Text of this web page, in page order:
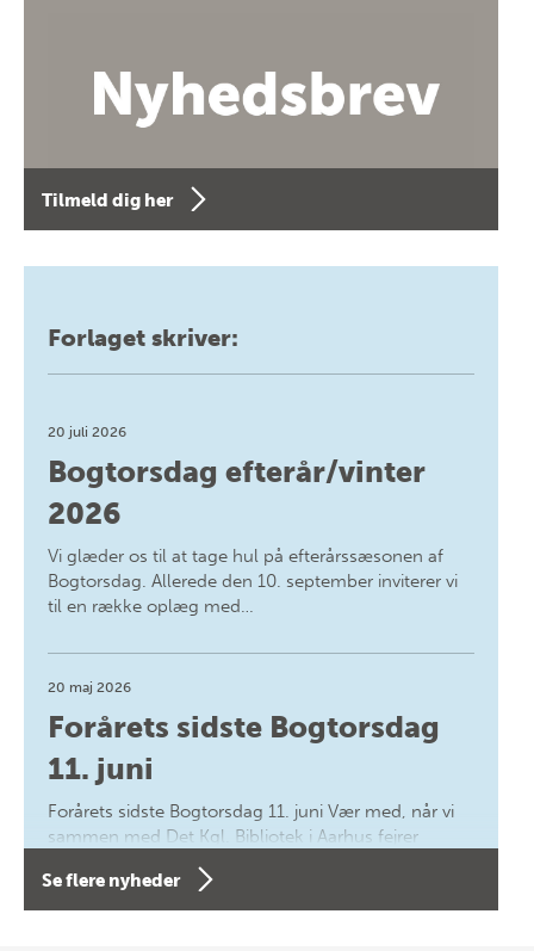
Tilmeld dig her
Forlaget skriver:
20 juli 2026
Bogtorsdag efterår/vinter
2026
Vi glæder os til at tage hul på efterårssæsonen af
Bogtorsdag. Allerede den 10. september inviterer vi
til en række oplæg med…
20 maj 2026
Forårets sidste Bogtorsdag
11. juni
Forårets sidste Bogtorsdag 11. juni Vær med, når vi
sammen med Det Kgl. Bibliotek i Aarhus fejrer
forfatterne bag vores nyes…
Se flere nyheder